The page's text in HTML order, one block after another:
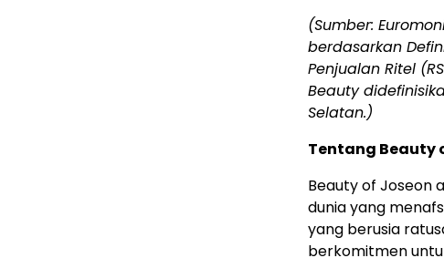
(Sumber:
berdasarkan
Penjualan Ritel
Beauty
Selatan.)
Tentang Beauty
Beauty of Joseon
dunia yang
yang berusia
berkomitmen